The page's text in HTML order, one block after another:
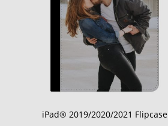
iPad® 2019/2020/2021 Flipcase